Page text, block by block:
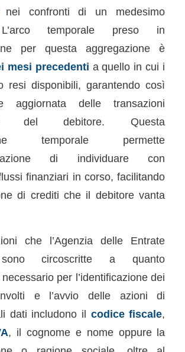
nei confronti di un medesimo
temporale preso in
per questa aggregazione è
mesi precedenti a quello in cui i
resi disponibili, garantendo così
aggiornata delle transazioni
del debitore. Questa
temporale permette
di individuare con
finanziari in corso, facilitando
di crediti che il debitore vanta
che l’Agenzia delle Entrate
circoscritte a quanto
per l’identificazione dei
e l’avvio delle azioni di
dati includono il codice fiscale,
, il cognome e nome oppure la